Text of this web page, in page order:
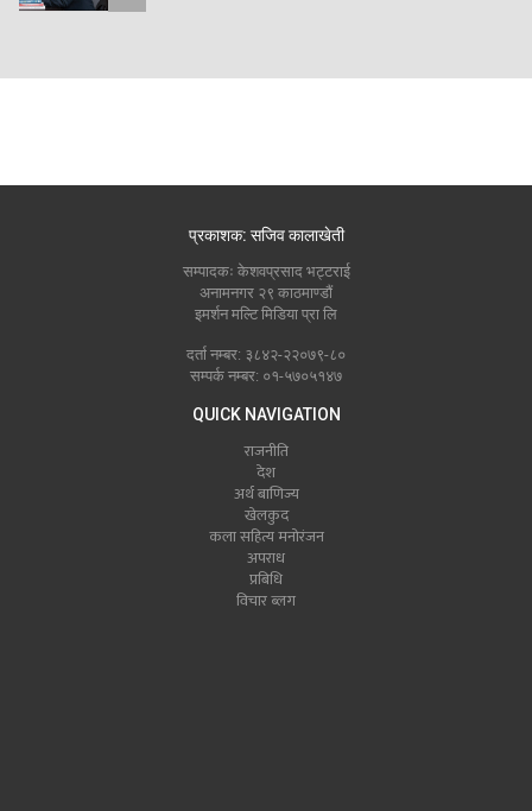
प्रकाशक: सजिव कालाखेती
सम्पादकः केशवप्रसाद भट्टराई
अनामनगर २९ काठमाण्डौं
इमर्शन मल्टि मिडिया प्रा लि
दर्ता नम्बर: ३८४२-२२०७९-८०
सम्पर्क नम्बर: ०१-५७०५१४७
QUICK NAVIGATION
राजनीति
देश
अर्थ बाणिज्य
खेलकुद
कला सहित्य मनोरंजन
अपराध
प्रबिधि
विचार ब्लग